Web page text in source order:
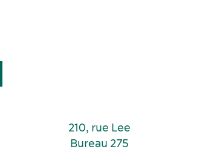
210, rue Lee
Bureau 275